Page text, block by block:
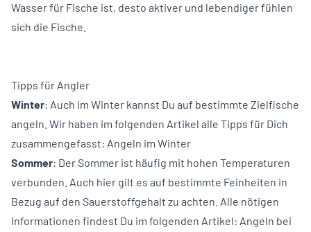
Wasser für Fische ist, desto aktiver und lebendiger fühlen
sich die Fische.
Tipps für Angler
Winter: Auch im Winter kannst Du auf bestimmte Zielfische
angeln. Wir haben im folgenden Artikel alle Tipps für Dich
zusammengefasst: Angeln im Winter
Sommer: Der Sommer ist häufig mit hohen Temperaturen
verbunden. Auch hier gilt es auf bestimmte Feinheiten in
Bezug auf den Sauerstoffgehalt zu achten. Alle nötigen
Informationen findest Du im folgenden Artikel: Angeln bei